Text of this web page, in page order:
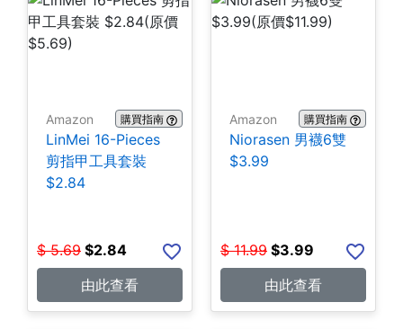
Amazon 購買指南
LinMei 16-Pieces
剪指甲工具套裝
$2.84
$ 5.69 $2.84
由此查看
Amazon 購買指南
Niorasen 男襪6雙
$3.99
$ 11.99 $3.99
由此查看